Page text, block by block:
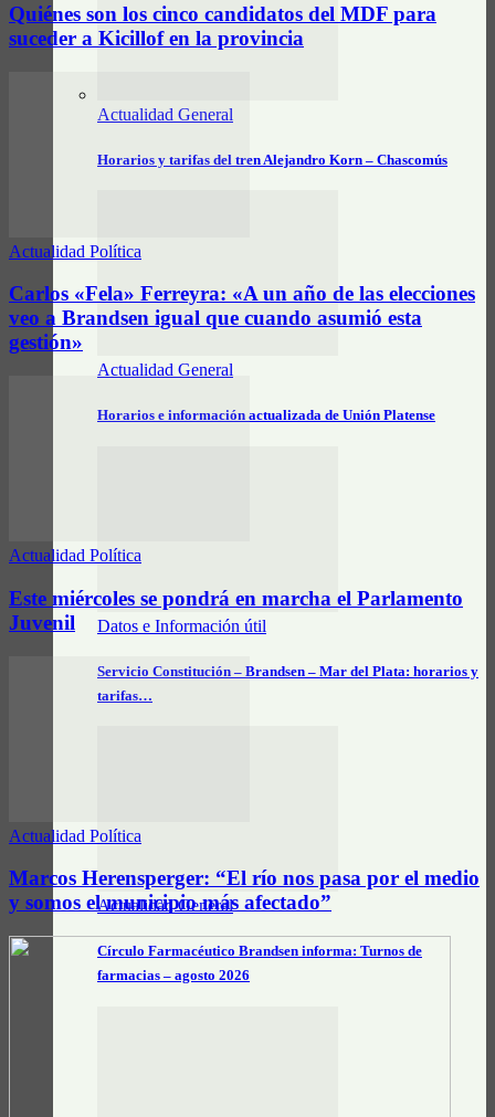
Actualidad General
Horarios y tarifas del tren Alejandro Korn – Chascomús
Actualidad General
Horarios e información actualizada de Unión Platense
Datos e Información útil
Servicio Constitución – Brandsen – Mar del Plata: horarios y
tarifas…
Actualidad General
Círculo Farmacéutico Brandsen informa: Turnos de
farmacias – agosto 2026
Quiénes son los cinco candidatos del MDF para
suceder a Kicillof en la provincia
Actualidad Política
Carlos «Fela» Ferreyra: «A un año de las elecciones
veo a Brandsen igual que cuando asumió esta
gestión»
Actualidad Política
Este miércoles se pondrá en marcha el Parlamento
Juvenil
Actualidad Política
Marcos Herensperger: “El río nos pasa por el medio
y somos el municipio más afectado”